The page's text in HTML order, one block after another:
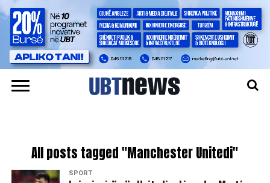
All posts tagged "Manchester Unitedi"
SPORT